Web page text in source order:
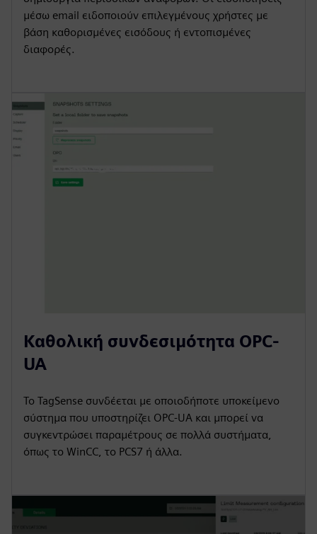
μέσω email ειδοποιούν επιλεγμένους χρήστες με
βάση καθορισμένες εισόδους ή εντοπισμένες
διαφορές.
Καθολική συνδεσιμότητα OPC-
UA
Το TagSense συνδέεται με οποιοδήποτε υποκείμενο
σύστημα που υποστηρίζει OPC-UA και μπορεί να
συγκεντρώσει παραμέτρους σε πολλά συστήματα,
όπως το WinCC, το PCS7 ή άλλα.